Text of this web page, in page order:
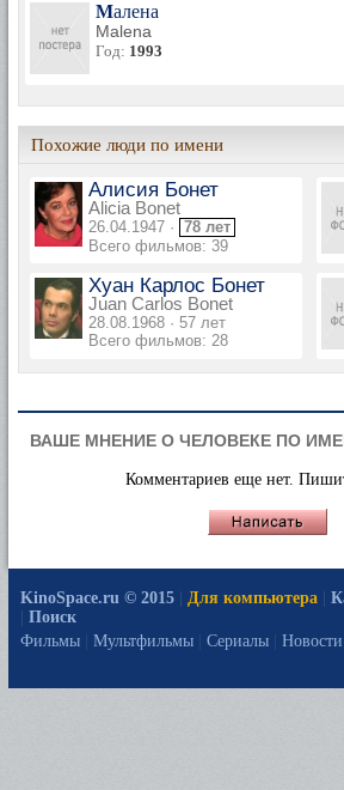
Малена
Malena
Год: 1993
Похожие люди по имени
Алисия Бонет
Alicia Bonet
26.04.1947 · 78 лет
Всего фильмов: 39
Хуан Карлос Бонет
Juan Carlos Bonet
28.08.1968 · 57 лет
Всего фильмов: 28
ВАШЕ МНЕНИЕ О ЧЕЛОВЕКЕ ПО
Комментариев еще нет.
KinoSpace.ru © 2015 Для компьютера
Поиск
Фильмы
Мультфильмы Сериалы Новости